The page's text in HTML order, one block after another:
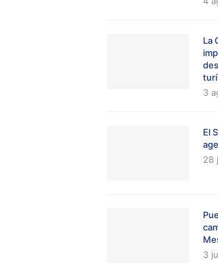
La
3
El
28
3